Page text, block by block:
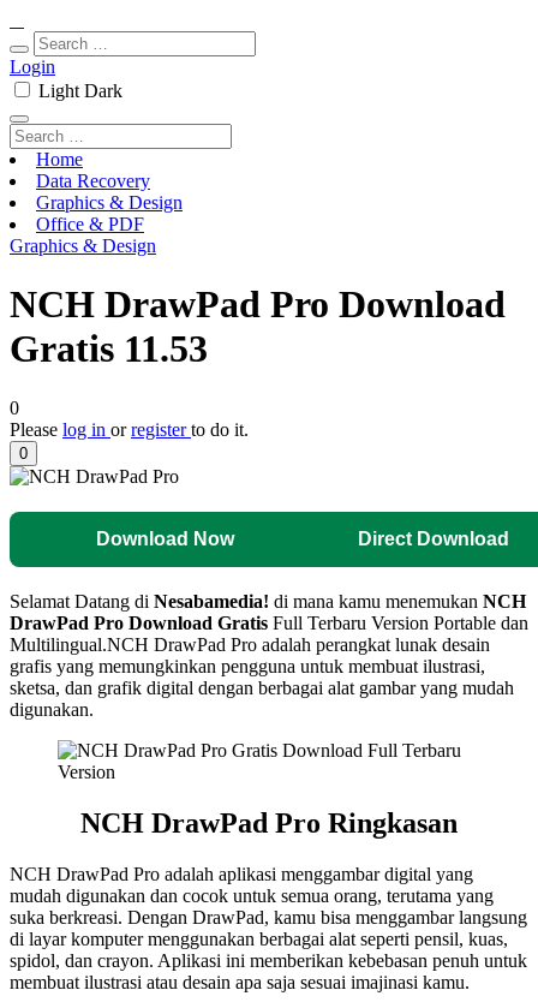
Login
Light Dark
Home
Data Recovery
Graphics & Design
Office & PDF
Graphics & Design
NCH DrawPad Pro Download
Gratis 11.53
0
Please log in orregisterto do it.
0
Download Now Direct Download
Selamat Datang di Nesabamedia! di mana kamu menemukan NCH
DrawPad Pro Download Gratis Full Terbaru Version Portable dan
Multilingual.NCH DrawPad Pro adalah perangkat lunak desain
grafis yang memungkinkan pengguna untuk membuat ilustrasi,
sketsa, dan grafik digital dengan berbagai alat gambar yang mudah
digunakan.
NCH DrawPad Pro Ringkasan
NCH DrawPad Pro adalah aplikasi menggambar digital yang
mudah digunakan dan cocok untuk semua orang, terutama yang
suka berkreasi. Dengan DrawPad, kamu bisa menggambar langsung
di layar komputer menggunakan berbagai alat seperti pensil, kuas,
spidol, dan crayon. Aplikasi ini memberikan kebebasan penuh untuk
membuat ilustrasi atau desain apa saja sesuai imajinasi kamu.